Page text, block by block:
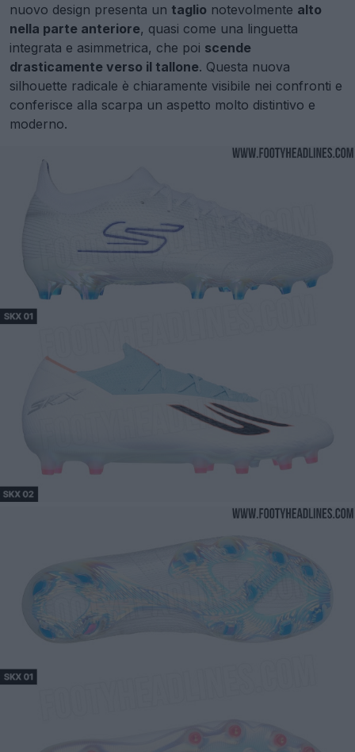
nuovo design presenta un taglio notevolmente alto
nella parte anteriore, quasi come una linguetta
integrata e asimmetrica, che poi scende
drasticamente verso il tallone. Questa nuova
silhouette radicale è chiaramente visibile nei confronti e
conferisce alla scarpa un aspetto molto distintivo e
moderno.